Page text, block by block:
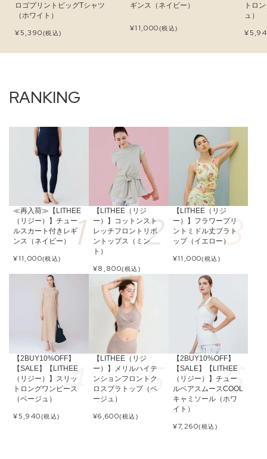
ロゴプリントビッグTシャツ
（ホワイト）
¥5,390(税込)
ギンス（ネイビー）
¥11,000(税込)
トロ
ュ）
¥
≪再入荷≫【LITHEE
（リジー）】チュー
ルスカート付きレギ
ンス（ネイビー）
¥11,000(税込)
【LITHEE（リジ
ー）】コットンスト
レッチフロントリボ
ントップス（ミン
ト）
¥8,800(税込)
【LITHEE（リジ
ー）】フラワープリ
ントミドル丈ブラト
ップ（イエロー）
¥11,000(税込)
【2BUY10%OFF】
【SALE】【LITHEE
（リジー）】スリッ
トロングワンピース
（ベージュ）
¥5,940(税込)
【LITHEE（リジ
ー）】メリルハイテ
ンションフロントク
ロスブラトップ（ベ
ージュ）
¥6,600(税込)
【2BUY10%OFF】
【SALE】【LITHEE
（リジー）】チュー
ルベアスムースCOOL
キャミソール（ホワ
イト）
¥7,260(税込)